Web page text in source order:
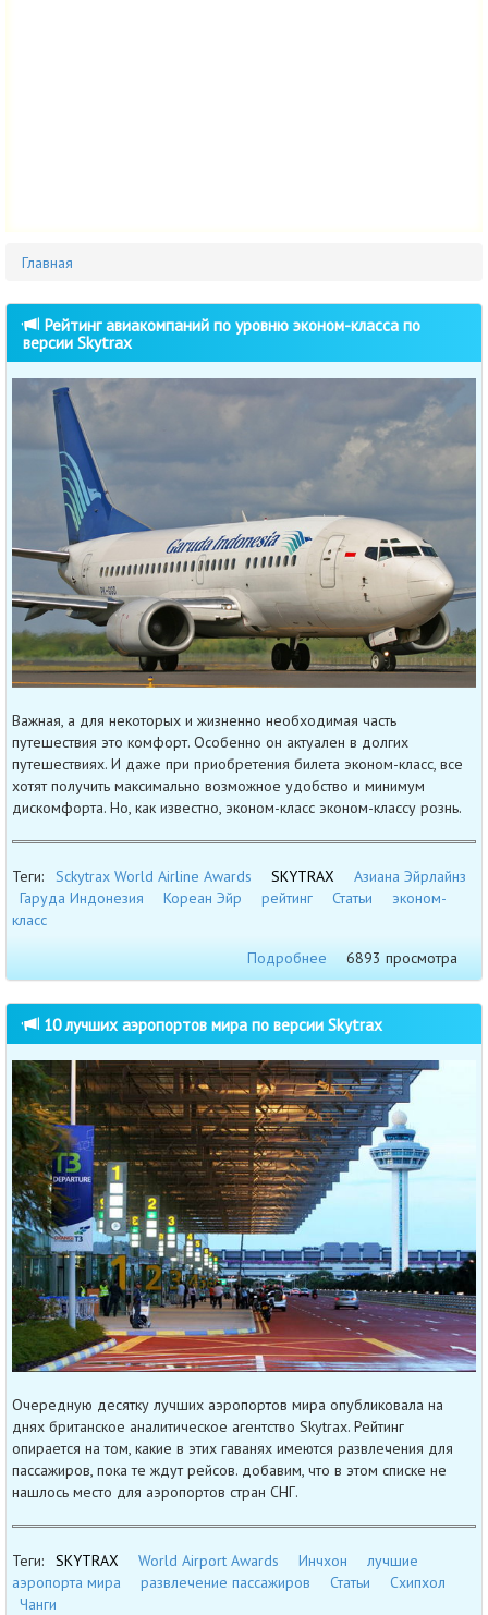
Главная
Рейтинг авиакомпаний по уровню эконом-класса по
версии Skytrax
Важная, а для некоторых и жизненно необходимая часть
путешествия это комфорт. Особенно он актуален в долгих
путешествиях. И даже при приобретения билета эконом-класс, все
хотят получить максимально возможное удобство и минимум
дискомфорта. Но, как известно, эконом-класс эконом-классу рознь.
Теги: Sckytrax World Airline Awards SKYTRAX
Азиана Эйрлайнз
Гаруда Индонезия
Кореан Эйр рейтинг Статьи
эконом-
класс
Подробнее
6893 просмотра
10 лучших аэропортов мира по версии Skytrax
Очередную десятку лучших аэропортов мира опубликовала на
днях британское аналитическое агентство Skytrax. Рейтинг
опирается на том, какие в этих гаванях имеются развлечения для
пассажиров, пока те ждут рейсов. добавим, что в этом списке не
нашлось место для аэропортов стран СНГ.
Теги: SKYTRAX World Airport Awards Инчхон
лучшие
аэропорта мира
развлечение пассажиров Статьи
Схипхол
Чанги